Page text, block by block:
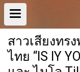
สาวเสียงทร
ไทย “IS IY